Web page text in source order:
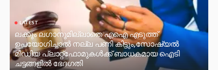
LATEST
ലക്കും ലഗാനുമില്ലാതെ എഐ എടുത്ത്
ഉപയോഗിച്ചാല്‍ നല്ല പണി കിട്ടും,സോഷ്യല്‍
മീഡിയ പ്ലാറ്റ്‌ഫോമുകള്‍ക്ക് ബാധകമായ ഐടി
ചട്ടങ്ങളില്‍ ഭേദഗതി